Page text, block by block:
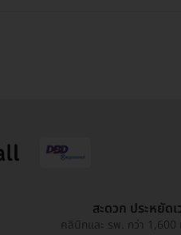
สะดวก ประหยัดเ
คลินิกและ รพ. กว่า 1,600